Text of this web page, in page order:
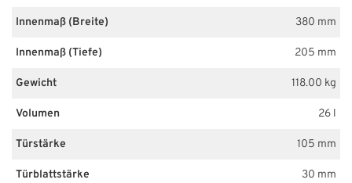
Innenmaß (Breite) 380 mm
Innenmaß (Tiefe) 205 mm
Gewicht 118.00 kg
Volumen 26 l
Türstärke 105 mm
Türblattstärke 30 mm